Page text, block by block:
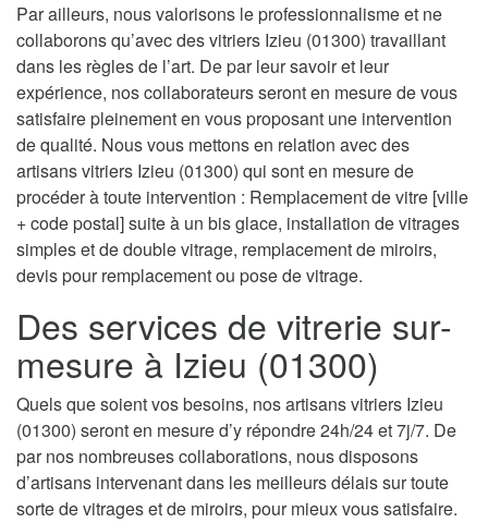
Par ailleurs, nous valorisons le professionnalisme et ne
collaborons qu’avec des vitriers Izieu (01300) travaillant
dans les règles de l’art. De par leur savoir et leur
expérience, nos collaborateurs seront en mesure de vous
satisfaire pleinement en vous proposant une intervention
de qualité. Nous vous mettons en relation avec des
artisans vitriers Izieu (01300) qui sont en mesure de
procéder à toute intervention : Remplacement de vitre [ville
+ code postal] suite à un bis glace, installation de vitrages
simples et de double vitrage, remplacement de miroirs,
devis pour remplacement ou pose de vitrage.
Des services de vitrerie sur-
mesure à Izieu (01300)
Quels que soient vos besoins, nos artisans vitriers Izieu
(01300) seront en mesure d’y répondre 24h/24 et 7j/7. De
par nos nombreuses collaborations, nous disposons
d’artisans intervenant dans les meilleurs délais sur toute
sorte de vitrages et de miroirs, pour mieux vous satisfaire.